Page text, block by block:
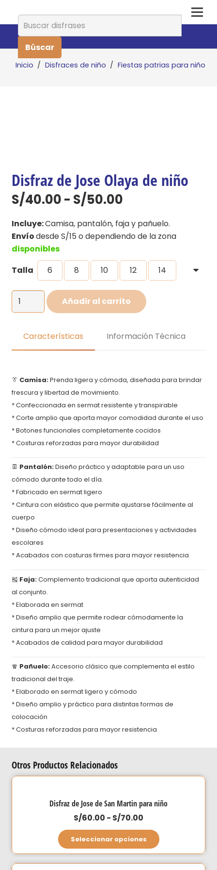
Buscar:
Inicio / Disfraces de niño / Fiestas patrias para niño
Disfraz de Jose Olaya de niño
S/40.00- S/50.00
precios:
desde
hasta
S/50.00
Incluye:Camisa, pantalón, faja y pañuelo.
Envíodesde S/15 o dependiendo de la zona
disponibles
Talla
6 8 10 12 14
Disfraz
de
Olaya
Añadir al carrito
Características Información Técnica
👔 Camisa:Prenda ligera y cómoda, diseñada para brindar
frescura y libertad de movimiento.
* Confeccionada en sermat resistente y transpirable
* Corte amplio que aporta mayor comodidad durante el uso
* Botones funcionales completamente cocidos
* Costuras reforzadas para mayor durabilidad
👖 Pantalón:Diseño práctico y adaptable para un uso
cómodo durante todo el día.
* Fabricado en sermat ligero
* Cintura con elástico que permite ajustarse fácilmente al
cuerpo
* Diseño cómodo ideal para presentaciones y actividades
escolares
* Acabados con costuras firmes para mayor resistencia
🎽 Faja:Complemento tradicional que aporta autenticidad
al conjunto.
* Elaborada en sermat
* Diseño amplio que permite rodear cómodamente la
cintura para un mejor ajuste
* Acabados de calidad para mayor durabilidad
🧣 Pañuelo:Accesorio clásico que complementa el estilo
tradicional del traje.
* Elaborado en sermat ligero y cómodo
* Diseño amplio y práctico para distintas formas de
colocación
* Costuras reforzadas para mayor resistencia
Otros Productos Relacionados
Disfraz de Jose de San Martin para niño
S/60.00 - S/70.00
de
precios:
desde
Seleccionar opciones
Este